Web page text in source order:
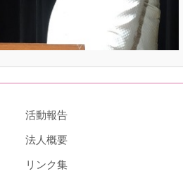
活動報告
法人概要
リンク集